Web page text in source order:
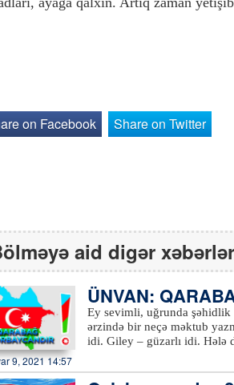
on Facebook Share on Twitter
aid digər xəbərlər
ÜNVAN:
Ey sevimli, uğrunda şəhidlik
ərzində bir neçə məktub
idi. Giley – güzarlı idi. Hələ
gəlirdim. Amma indi... İndi daha yuxularımda yox, özüm sənin hüzuruna gələcək, əylib
9, 2021 14:57